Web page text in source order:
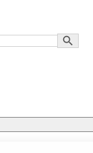
Search Button